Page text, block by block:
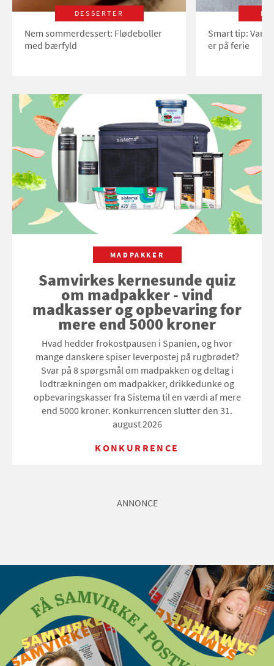
DESSERTER
Nem sommerdessert: Flødeboller
med bærfyld
Smart tip:
er på ferie
MADPAKKER
Samvirkes kernesunde quiz
om madpakker - vind
madkasser og opbevaring for
mere end 5000 kroner
Hvad hedder frokostpausen i Spanien, og hvor
mange danskere spiser leverpostej på rugbrødet?
Svar på 8 spørgsmål om madpakken og deltag i
lodtrækningen om madpakker, drikkedunke og
opbevaringskasser fra Sistema til en værdi af mere
end 5000 kroner. Konkurrencen slutter den 31.
august 2026
KONKURRENCE
ANNONCE